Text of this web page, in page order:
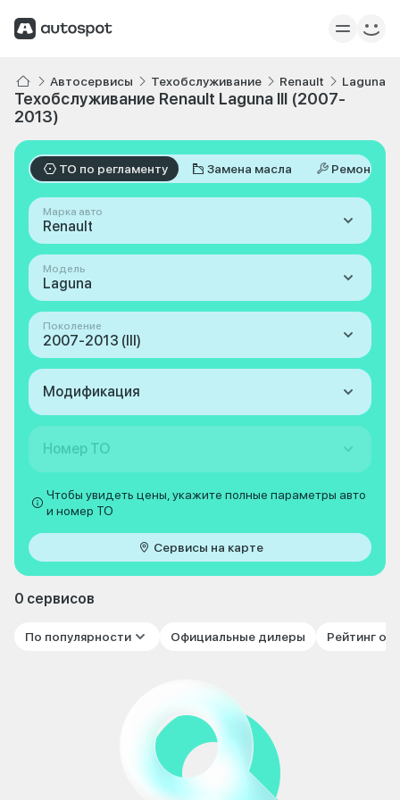
Автосервисы Техобслуживание Renault Laguna
Техобслуживание Renault Laguna III (2007-
2013)
ТО по регламенту Замена масла Ремонт
Марка авто
Renault
Модель
Laguna
Поколение
2007-2013 (III)
Модификация
Номер ТО
Чтобы увидеть цены, укажите полные параметры авто
и номер ТО
Сервисы на карте
0 сервисов
По популярности Официальные дилеры Рейтинг